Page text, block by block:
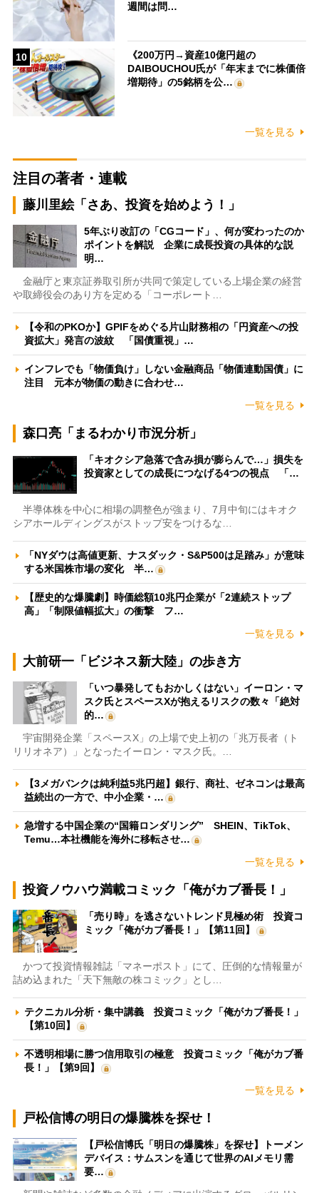
週間は問…
10
《200万円→資産10億円超の
DAIBOUCHOU氏が「年末までに株価倍
増期待」の5銘柄を公…
一覧を見る
注目の著者・連載
藤川里絵「さあ、投資を始めよう！」
5年ぶり改訂の「CGコード」、何が変わったのか
ポイントを解説 企業に成長投資の具体的な説
明…
金融庁と東京証券取引所が共同で策定している上場企業の経営
や取締役会のあり方を定める「コーポレート…
【令和のPKOか】GPIFをめぐる片山財務相の「円資産への投
資拡大」発言の波紋 「国債重視」…
インフレでも「物価負け」しない金融商品「物価連動国債」に
注目 元本が物価の動きに合わせ…
一覧を見る
森口亮「まるわかり市況分析」
「キオクシア急落で含み損が膨らんで…」損失を
投資家としての成長につなげる4つの視点 「…
半導体株を中心に相場の調整色が強まり、7月中旬にはキオク
シアホールディングスがストップ安をつけるな…
「NYダウは高値更新、ナスダック・S&P500は足踏み」が意味
する米国株市場の変化 半…
【歴史的な爆騰劇】時価総額10兆円企業が「2連続ストップ
高」「制限値幅拡大」の衝撃 フ…
一覧を見る
大前研一「ビジネス新大陸」の歩き方
「いつ暴発してもおかしくはない」イーロン・マ
スク氏とスペースXが抱えるリスクの数々「絶対
的…
宇宙開発企業「スペースX」の上場で史上初の「兆万長者（ト
リリオネア）」となったイーロン・マスク氏。…
【3メガバンクは純利益5兆円超】銀行、商社、ゼネコンは最高
益続出の一方で、中小企業・…
急増する中国企業の“国籍ロンダリング” SHEIN、TikTok、
Temu…本社機能を海外に移転させ…
一覧を見る
投資ノウハウ満載コミック「俺がカブ番長！」
「売り時」を逃さないトレンド見極め術 投資コ
ミック「俺がカブ番長！」【第11回】
かつて投資情報雑誌「マネーポスト」にて、圧倒的な情報量が
詰め込まれた「天下無敵の株コミック」とし…
テクニカル分析・集中講義 投資コミック「俺がカブ番長！」
【第10回】
不透明相場に勝つ信用取引の極意 投資コミック「俺がカブ番
長！」【第9回】
一覧を見る
戸松信博の明日の爆騰株を探せ！
【戸松信博氏「明日の爆騰株」を探せ】トーメン
デバイス：サムスンを通じて世界のAIメモリ需
要…